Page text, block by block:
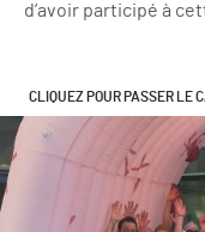
d’avoir participé à
CLIQUEZ POUR PASSER LE